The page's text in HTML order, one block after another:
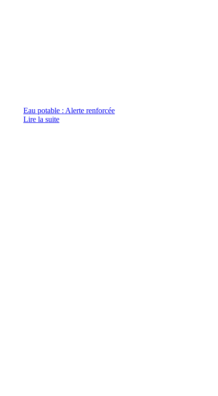
Eau potable : Alerte renforcée
Lire la suite